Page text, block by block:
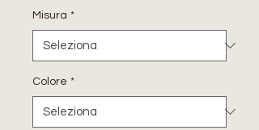
Misura *
Colore *